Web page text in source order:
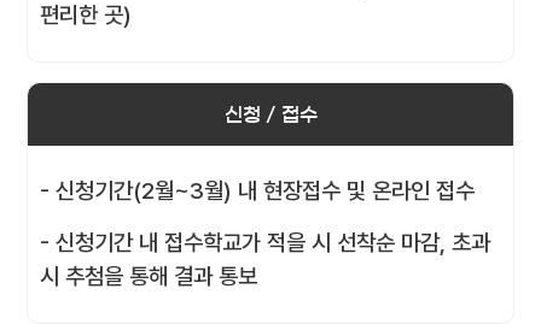
편리한 곳)
신청 / 접수
- 신청기간(2월~3월) 내 현장접수 및 온라인 접수
- 신청기간 내 접수학교가 적을 시 선착순 마감, 초과
시 추첨을 통해 결과 통보